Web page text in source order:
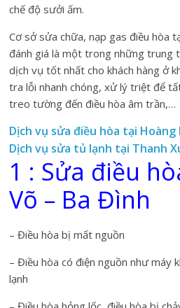
chế độ sưởi ấm.
Cơ sở sửa chữa, nạp gas điều hòa
đánh giá là một trong những trung
dịch vụ tốt nhất cho khách hàng ở
tra lỗi nhanh chóng, xử lý triệt để
treo tường đến điều hòa âm trần,…
Dịch vụ sửa điều hòa tại Hoàng
Dịch vụ sửa tủ lạnh tại Thanh
1 : Sửa điều
Võ – Ba Đình
– Điều hòa bị mất nguồn
– Điều hòa có điện nguồn như máy
lạnh